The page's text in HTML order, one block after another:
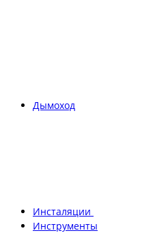
Дымоход
Инсталяции
Инструменты